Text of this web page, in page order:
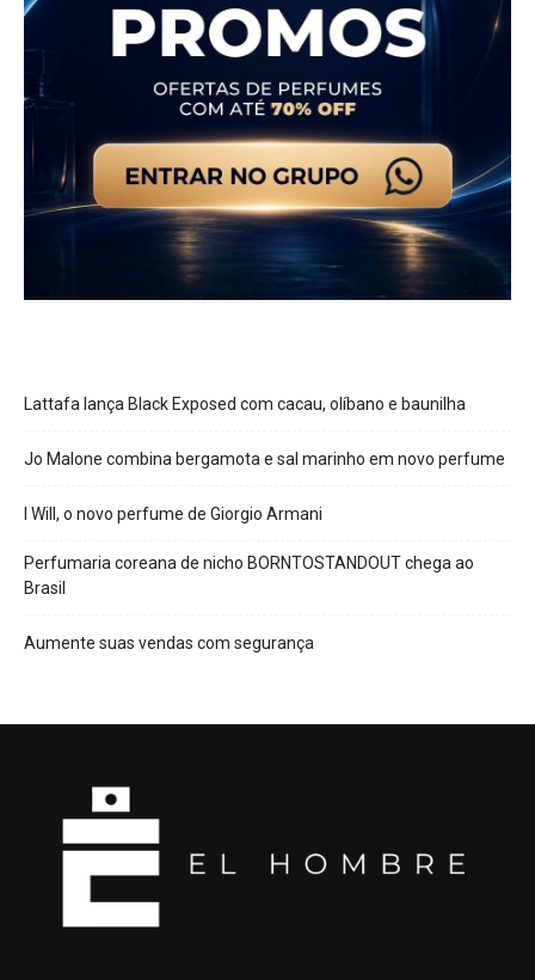
Lattafa lança Black Exposed com cacau, olíbano e baunilha
Jo Malone combina bergamota e sal marinho em novo perfume
I Will, o novo perfume de Giorgio Armani
Perfumaria coreana de nicho BORNTOSTANDOUT chega ao
Brasil
Aumente suas vendas com segurança